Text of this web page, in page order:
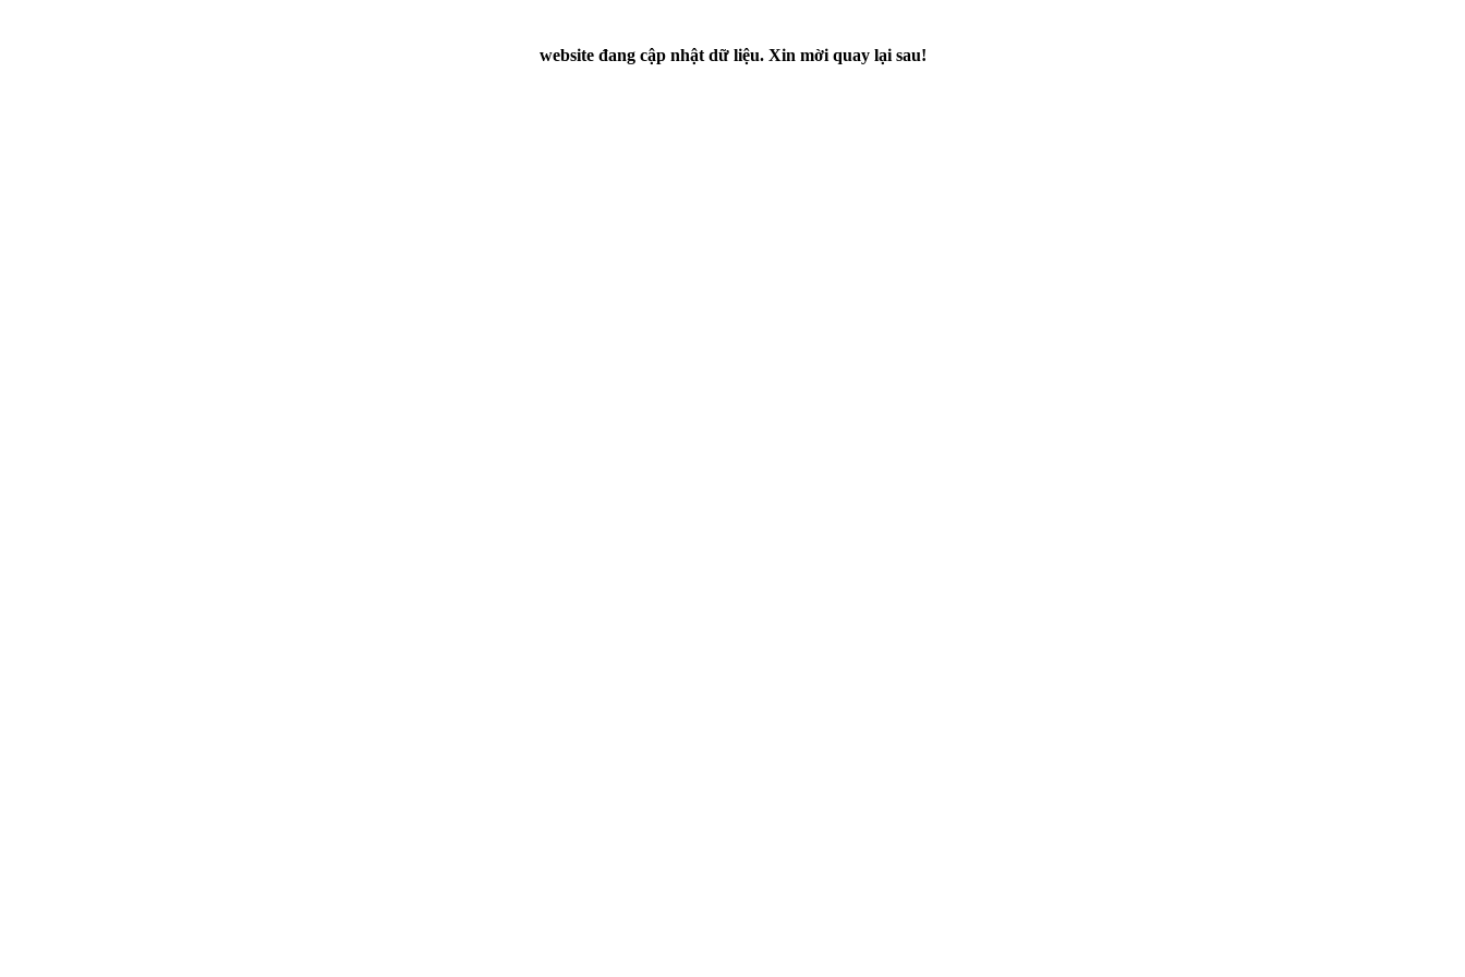
website đang cập nhật dữ liệu. Xin mời quay lại sau!